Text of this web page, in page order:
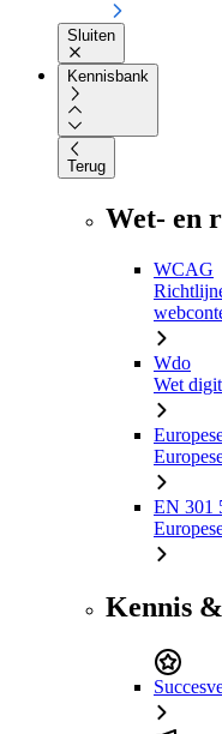
Sluiten
Kennisbank
Terug
Wet- en
WCAG
Wdo
Wet
EN 301
Kennis